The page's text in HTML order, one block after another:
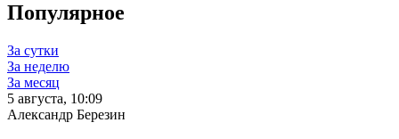
Популярное
За сутки
За неделю
За месяц
5 августа, 10:09
Александр Березин